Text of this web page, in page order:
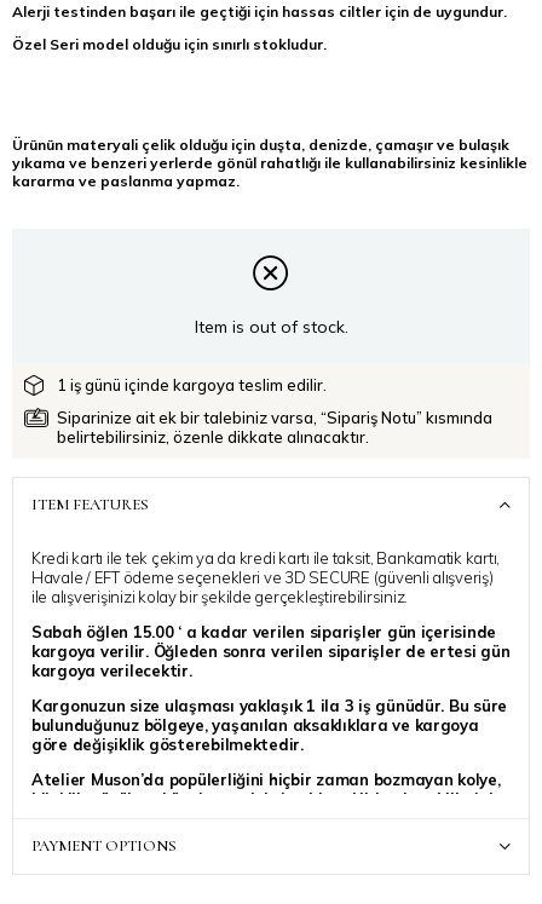
Alerji testinden başarı ile geçtiği için hassas ciltler için de uygundur.
Özel Seri model olduğu için sınırlı stokludur.
Ürünün materyali çelik olduğu için duşta, denizde, çamaşır ve bulaşık
yıkama ve benzeri yerlerde gönül rahatlığı ile kullanabilirsiniz kesinlikle
kararma ve paslanma yapmaz.
Item is out of stock.
1 iş günü içinde kargoya teslim edilir.
Siparinize ait ek bir talebiniz varsa, “Sipariş Notu” kısmında
belirtebilirsiniz, özenle dikkate alınacaktır.
ITEM FEATURES
Kredi kartı ile tek çekim ya da kredi kartı ile taksit, Bankamatik kartı,
Havale / EFT ödeme seçenekleri ve 3D SECURE (güvenli alışveriş)
ile alışverişinizi kolay bir şekilde gerçekleştirebilirsiniz.
Sabah öğlen 15.00 ‘ a kadar verilen siparişler gün içerisinde
kargoya verilir. Öğleden sonra verilen siparişler de ertesi gün
kargoya verilecektir.
Kargonuzun size ulaşması yaklaşık 1 ila 3 iş günüdür. Bu süre
bulunduğunuz bölgeye, yaşanılan aksaklıklara ve kargoya
göre değişiklik gösterebilmektedir.
Atelier Muson’da popülerliğini hiçbir zaman bozmayan kolye,
bileklik, yüzük ve küpelere çok kolay bir şekilde ulaşabilirsiniz.
PAYMENT OPTIONS